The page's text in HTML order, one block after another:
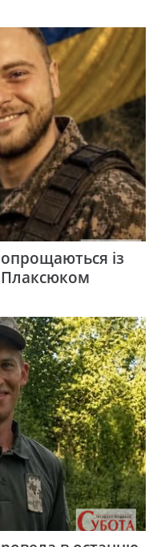
із